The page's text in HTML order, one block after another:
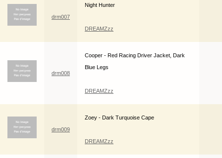
drm007
Night Hunter
DREAMZzz
drm008
Cooper - Red Racing Driver Jacket, Dark
Blue Legs
DREAMZzz
drm009
Zoey - Dark Turquoise Cape
DREAMZzz